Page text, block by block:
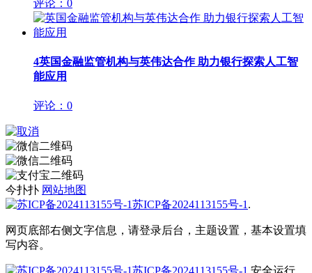
评论：0
4英国金融监管机构与英伟达合作 助力银行探索人工智
能应用
评论：0
今扑扑 网站地图
苏ICP备2024113155号-1 .
网页底部右侧文字信息，请登录后台，主题设置，基本设置填
写内容。